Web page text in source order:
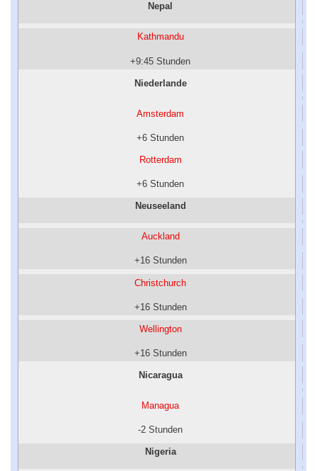
Nepal
Kathmandu
+9:45 Stunden
Niederlande
Amsterdam
+6 Stunden
Rotterdam
+6 Stunden
Neuseeland
Auckland
+16 Stunden
Christchurch
+16 Stunden
Wellington
+16 Stunden
Nicaragua
Managua
-2 Stunden
Nigeria